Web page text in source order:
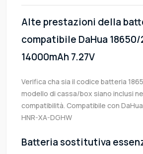
Alte prestazioni della
compatibile DaHua 18650/
14000mAh 7.27V
Verifica cha sia il codice batteria
modello di cassa/box siano inclusi
compatibilità. Compatibile con
HNR-XA-DGHW
Batteria sostitutiva